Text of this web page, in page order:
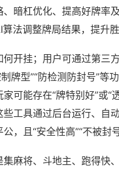
、暗杠优化、提高好牌率
法调整牌局结果，提升胜
何开挂；用户可通过第三
制牌型”“防检测防封号”等
可能存在“牌特别好”或“
些工具通过后台运行、自
，且“安全性高”“不被封号
集麻将、斗地主、跑得快